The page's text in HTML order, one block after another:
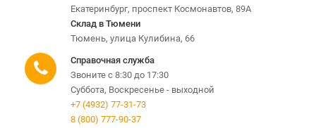
Екатеринбург, проспект Космонавтов, 89А
Склад в Тюмени
Тюмень, улица Кулибина, 66
Справочная служба
Звоните с 8:30 до 17:30
Суббота, Воскресенье - выходной
+7 (4932) 77-31-73
8 (800) 777-90-37